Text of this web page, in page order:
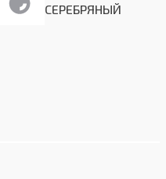
СЕРЕБРЯНЫЙ